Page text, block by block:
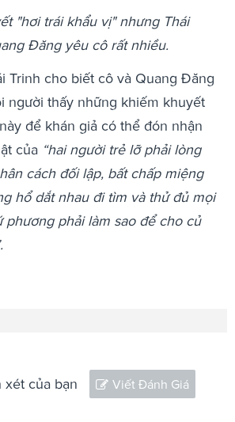
"hơi trái khẩu vị" nhưng Thái
Đăng yêu cô rất nhiều.
Trinh cho biết cô và Quang Đăng
người thấy những khiếm khuyết
để khán giả có thể đón nhận
của “hai người trẻ lỡ phải lòng
cách đối lập, bất chấp miệng
hổ dắt nhau đi tìm và thử đủ mọi
phương phải làm sao để cho củ
xét của bạn Viết Đánh Giá